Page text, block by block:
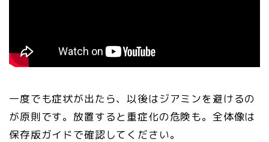
一度でも症状が出たら、以後はジアミンを避けるの
が原則です。放置すると重症化の危険も。全体像は
保存版ガイドで確認してください。